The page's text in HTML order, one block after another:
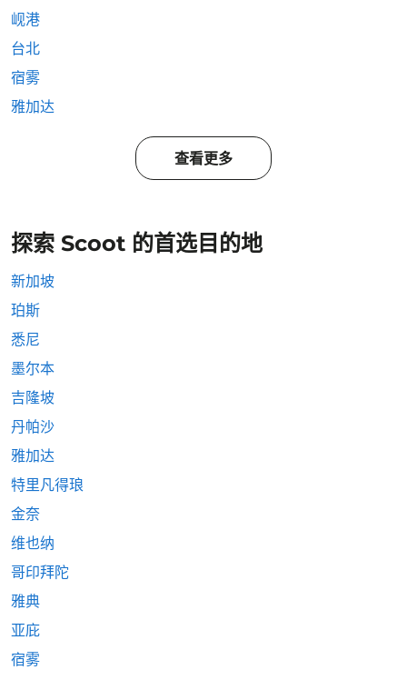
岘港
台北
宿雾
雅加达
查看更多
探索 Scoot 的首选目的地
新加坡
珀斯
悉尼
墨尔本
吉隆坡
丹帕沙
雅加达
特里凡得琅
金奈
维也纳
哥印拜陀
雅典
亚庇
宿雾